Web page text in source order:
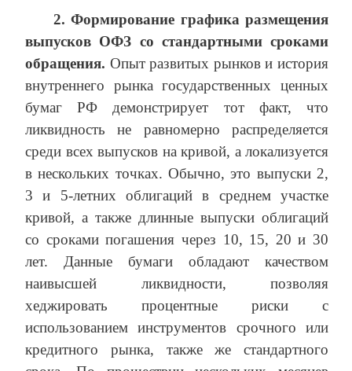
2. Формирование графика размещения
выпусков ОФЗ со стандартными сроками
обращения. Опыт развитых рынков и история
внутреннего рынка государственных ценных
бумаг РФ демонстрирует тот факт, что
ликвидность не равномерно распределяется
среди всех выпусков на кривой, а локализуется
в нескольких точках. Обычно, это выпуски 2,
3 и 5-летних облигаций в среднем участке
кривой, а также длинные выпуски облигаций
со сроками погашения через 10, 15, 20 и 30
лет. Данные бумаги обладают качеством
наивысшей ликвидности, позволяя
хеджировать процентные риски с
использованием инструментов срочного или
кредитного рынка, также же стандартного